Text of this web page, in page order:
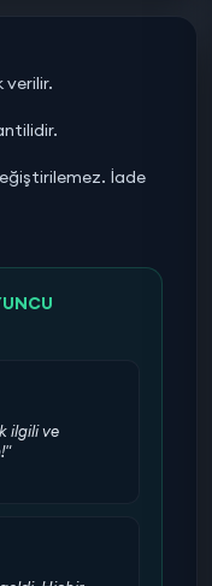
verilir.
İade
ilgili ve